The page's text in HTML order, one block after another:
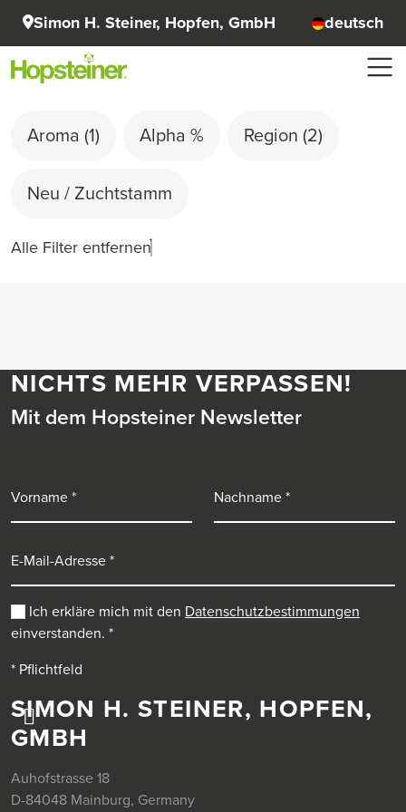
Simon H. Steiner, Hopfen, GmbH deutsch
Aroma (1) Alpha % Region (2)
Neu / Zuchtstamm
Alle Filter entfernen
SIMON H. STEINER, HOPFEN,
GMBH
Auhofstrasse 18
D-84048 Mainburg, Germany
NICHTS MEHR VERPASSEN!
Mit dem Hopsteiner Newsletter
Ich erkläre mich mit den Datenschutzbestimmungen
einverstanden. *
* Pflichtfeld